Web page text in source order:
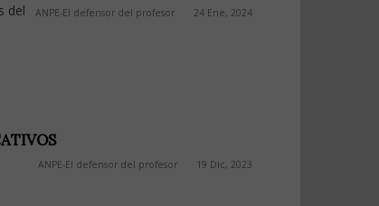
ANPE-El defensor del profesor 24 Ene, 2024
del
ANPE-El defensor del profesor 19 Dic, 2023